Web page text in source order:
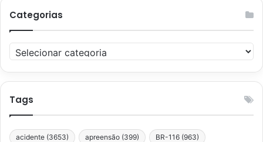
Categorias
Categorias
Tags
acidente (3653) apreensão (399) BR-116 (963)